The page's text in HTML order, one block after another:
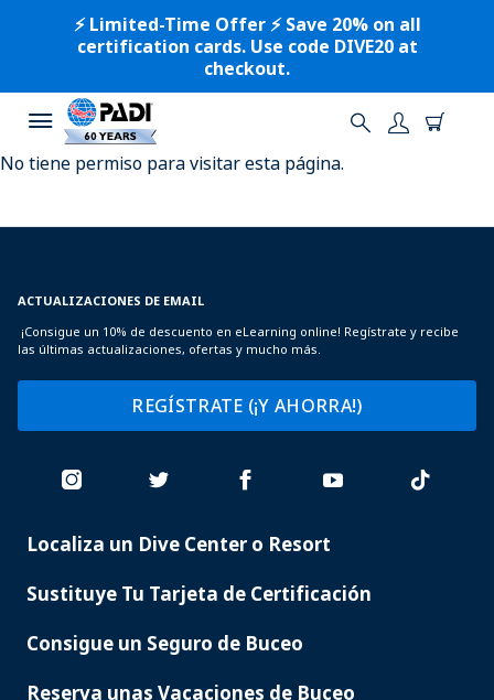
⚡️ Limited-Time Offer ⚡️ Save 20% on all
certification cards. Use code DIVE20 at
checkout.
No tiene permiso para visitar esta página.
ACTUALIZACIONES DE EMAIL
¡Consigue un 10% de descuento en eLearning online! Regístrate y recibe
las últimas actualizaciones, ofertas y mucho más.
REGÍSTRATE (¡Y AHORRA!)
PADI
Localiza un Dive Center o Resort
Sustituye Tu Tarjeta de Certificación
Consigue un Seguro de Buceo
Reserva unas Vacaciones de Buceo